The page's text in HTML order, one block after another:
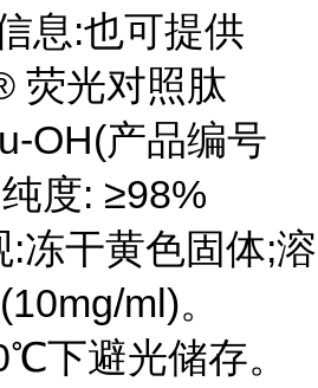
息:也可提供
荧光对照肽
OH(产品编号
度: ≥98%
:冻干黄色固体;溶
ml)。
下避光储存。